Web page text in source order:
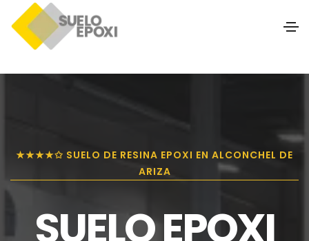
★★★★✩ SUELO DE RESINA EPOXI EN ALCONCHEL DE
ARIZA
SUELO EPOXI